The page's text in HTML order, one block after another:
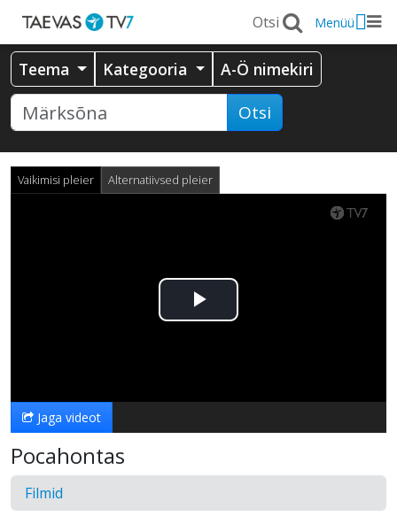
Menüü
Teema Kategooria A-Ö nimekiri
Otsi
Vaikimisi pleier Alternatiivsed pleier
Esita
Jaga videot
Pocahontas
Filmid